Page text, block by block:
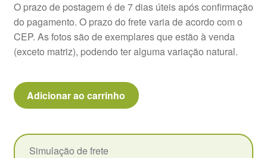
Perguntas frequentes
Placas de Identificação
Raras
O prazo de postagem é de 7 dias úteis após confirmação
do pagamento. O prazo do frete varia de acordo com o
CEP. As fotos são de exemplares que estão à venda
(exceto matriz), podendo ter alguma variação natural.
Crassula
Deceptor
Pote
7
Adicionar ao carrinho
Simulação de frete